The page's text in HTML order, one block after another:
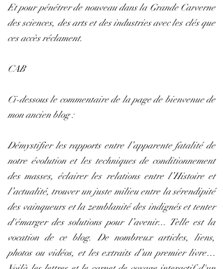
Et pour pénétrer de nouveau dans la Grande Carverne
des sciences, des arts et des industries avec les clés que
ces accès réclament.
CAB
Ci-dessous le commentaire de la page de bienvenue de
mon ancien blog :
Démystifier les rapports entre l’apparente fatalité de
notre évolution et les techniques de conditionnement
des masses, éclairer les relations entre l’Histoire et
l’actualité, trouver un juste milieu entre la sérendipité
des vainqueurs et la zemblanité des indignés et tenter
d'émarger des solutions pour l’avenir... Telle est la
vocation de ce blog. De nombreux articles, liens,
photos ou vidéos, et les extraits d’un premier livre…